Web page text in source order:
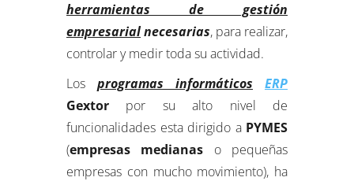
herramientas de gestión
empresarialnecesarias, para realizar,
controlar y medir toda su actividad.
Los programas informáticos
ERP
Gextor por su alto nivel de
funcionalidades esta dirigido a PYMES
(empresas medianas o pequeñas
empresas con mucho movimiento), ha